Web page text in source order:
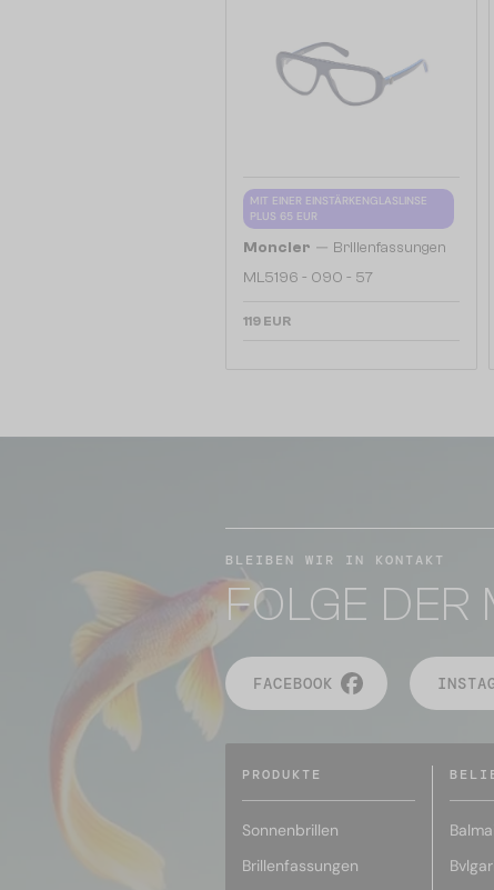
MIT EINER EINSTÄRKENGLASLINSE
PLUS 65 EUR
Moncler — Brillenfassungen
ML5196 - 090 - 57
119 EUR
BLEIBEN WIR IN KONTAKT
FOLGE DER
FACEBOOK
PRODUKTE
Sonnenbrillen
Brillenfassungen